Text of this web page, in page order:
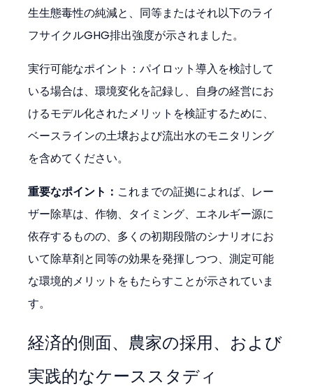
生生態毒性の純減と、同等またはそれ以下のライ
フサイクルGHG排出強度が示されました。
実行可能なポイント：パイロット導入を検討して
いる場合は、環境変化を記録し、自身の経営にお
けるモデル化されたメリットを検証するために、
ベースラインの土壌および流出水のモニタリング
を含めてください。
重要なポイント： これまでの証拠によれば、レー
ザー除草は、作物、タイミング、エネルギー源に
依存するものの、多くの初期段階のシナリオにお
いて除草剤と同等の効果を発揮しつつ、測定可能
な環境的メリットをもたらすことが示されていま
す。
経済的側面、農家の採用、および
実践的なケーススタディ